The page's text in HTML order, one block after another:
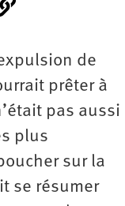
de
prêter à
pas aussi
plus
sur la
se résumer